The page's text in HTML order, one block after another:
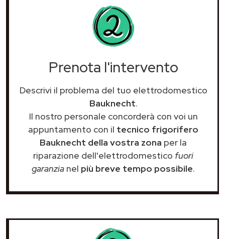
Prenota l'intervento
Descrivi il problema del tuo elettrodomestico
Bauknecht.
Il nostro personale concorderà con voi un
appuntamento con il tecnico frigorifero
Bauknecht della vostra zona per la
riparazione dell'elettrodomestico fuori
garanzia nel più breve tempo possibile.